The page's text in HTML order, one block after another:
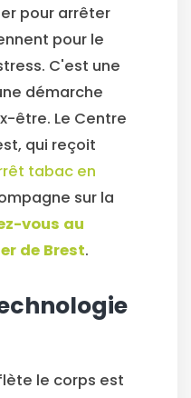
pour arrêter
pour le
C'est une
démarche
être. Le Centre
qui reçoit
tabac en
sur la
vous au
de Brest.
le corps est